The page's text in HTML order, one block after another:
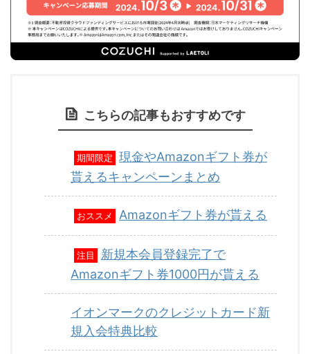
こちらの記事もおすすめです
期間限定
現金やAmazonギフト券が
貰えるキャンペーンまとめ
おススメ Amazonギフト券が貰える
注目
新規本会員登録完了で
Amazonギフト券1000円が貰える
イオンマークのクレジットカード新
規入会特典比較